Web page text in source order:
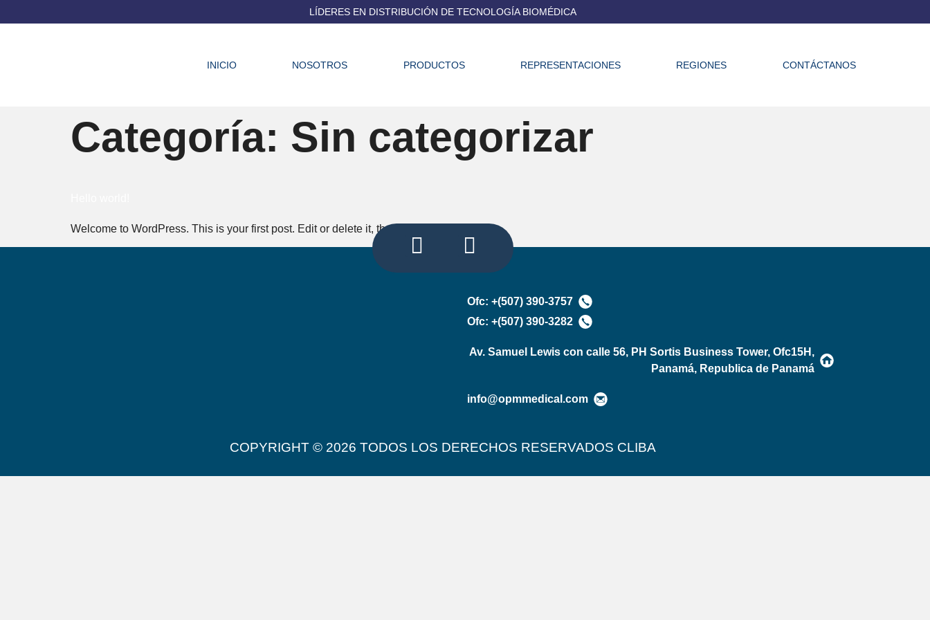
LÍDERES EN DISTRIBUCIÓN DE TECNOLOGÍA BIOMÉDICA
INICIO NOSOTROS PRODUCTOS REPRESENTACIONES REGIONES CONTÁCTANOS
Categoría: Sin categorizar
Welcome to WordPress. This is your first post. Edit or delete it, then start writing!
Ofc: +(507) 390-3757
Ofc: +(507) 390-3282
Av. Samuel Lewis con calle 56, PH Sortis Business Tower, Ofc15H,
Panamá, Republica de Panamá
info@opmmedical.com
COPYRIGHT © 2026 TODOS LOS DERECHOS RESERVADOS CLIBA